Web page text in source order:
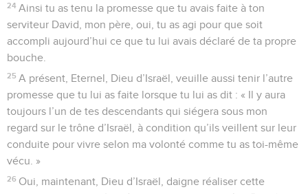
24 Ainsi tu as tenu la promesse que tu avais faite à ton
serviteur David, mon père, oui, tu as agi pour que soit
accompli aujourd’hui ce que tu lui avais déclaré de ta propre
bouche.
25 A présent, Eternel, Dieu d’Israël, veuille aussi tenir l’autre
promesse que tu lui as faite lorsque tu lui as dit : « Il y aura
toujours l’un de tes descendants qui siégera sous mon
regard sur le trône d’Israël, à condition qu’ils veillent sur leur
conduite pour vivre selon ma volonté comme tu as toi-même
vécu. »
26 Oui, maintenant, Dieu d’Israël, daigne réaliser cette